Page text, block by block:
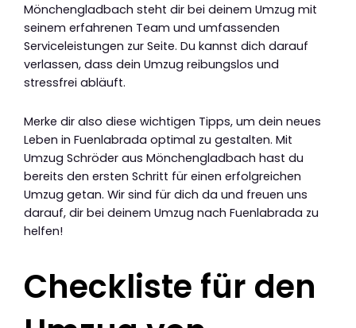
Mönchengladbach steht dir bei deinem Umzug mit
seinem erfahrenen Team und umfassenden
Serviceleistungen zur Seite. Du kannst dich darauf
verlassen, dass dein Umzug reibungslos und
stressfrei abläuft.
Merke dir also diese wichtigen Tipps, um dein neues
Leben in Fuenlabrada optimal zu gestalten. Mit
Umzug Schröder aus Mönchengladbach hast du
bereits den ersten Schritt für einen erfolgreichen
Umzug getan. Wir sind für dich da und freuen uns
darauf, dir bei deinem Umzug nach Fuenlabrada zu
helfen!
Checkliste für den